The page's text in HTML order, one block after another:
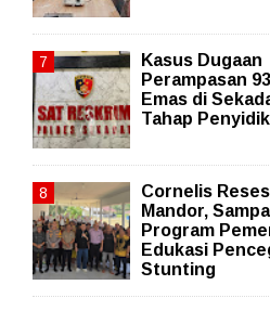
Kasus Dugaan
Perampasan
Emas di
Tahap
Cornelis
Mandor,
Program
Edukasi
Stunting